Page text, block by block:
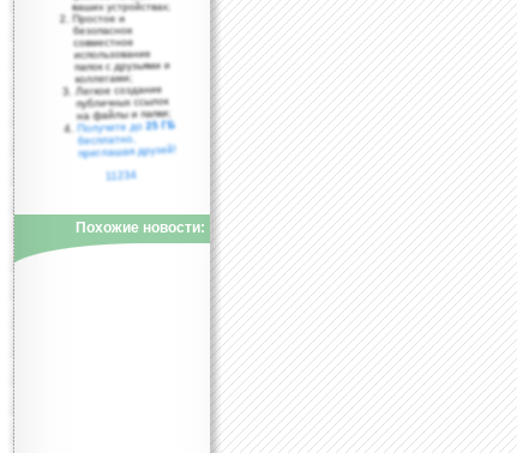
ваших устройствах;
Простое и
безопасное
совместное
использование
папок с друзьями и
коллегами;
Легкое создание
публичных ссылок
на файлы и папки;
Получите до25 ГБ
бесплатно,
приглашая друзей!
11234
Похожие новости: